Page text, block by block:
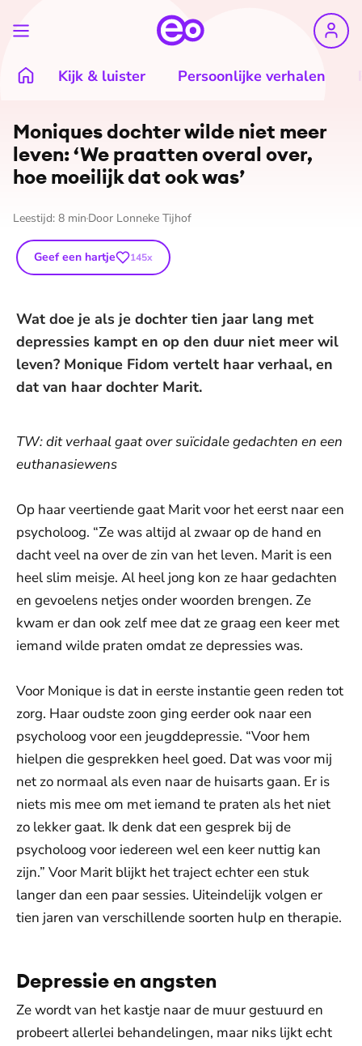
Kijk & luister Persoonlijke verhalen
Moniques dochter wilde niet meer
leven: ‘We praatten overal over,
hoe moeilijk dat ook was’
Leestijd: 8 min Door Lonneke Tijhof
Geef een hartje 145x
Wat doe je als je dochter tien jaar lang met
depressies kampt en op den duur niet meer wil
leven? Monique Fidom vertelt haar verhaal, en
dat van haar dochter Marit.
TW: dit verhaal gaat over suïcidale gedachten en een
euthanasiewens
Op haar veertiende gaat Marit voor het eerst naar een
psycholoog. “Ze was altijd al zwaar op de hand en
dacht veel na over de zin van het leven. Marit is een
heel slim meisje. Al heel jong kon ze haar gedachten
en gevoelens netjes onder woorden brengen. Ze
kwam er dan ook zelf mee dat ze graag een keer met
iemand wilde praten omdat ze depressies was.
Voor Monique is dat in eerste instantie geen reden tot
zorg. Haar oudste zoon ging eerder ook naar een
psycholoog voor een jeugddepressie. “Voor hem
hielpen die gesprekken heel goed. Dat was voor mij
net zo normaal als even naar de huisarts gaan. Er is
niets mis mee om met iemand te praten als het niet
zo lekker gaat. Ik denk dat een gesprek bij de
psycholoog voor iedereen wel een keer nuttig kan
zijn.” Voor Marit blijkt het traject echter een stuk
langer dan een paar sessies. Uiteindelijk volgen er
tien jaren van verschillende soorten hulp en therapie.
Depressie en angsten
Ze wordt van het kastje naar de muur gestuurd en
probeert allerlei behandelingen, maar niks lijkt echt